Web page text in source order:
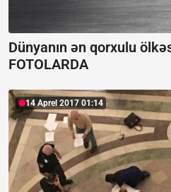
Dünyanın ən qorxulu
FOTOLARDA
14 Aprel 2017 01:14